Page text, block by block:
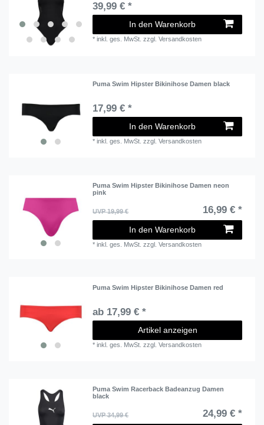
39,99 € *
In den Warenkorb
*inkl. ges. MwSt. zzgl.Versandkosten
Puma Swim Hipster Bikinihose Damen black
17,99 € *
In den Warenkorb
*inkl. ges. MwSt. zzgl.Versandkosten
Puma Swim Hipster Bikinihose Damen neon
pink
UVP 19,99 € 16,99 € *
In den Warenkorb
*inkl. ges. MwSt. zzgl.Versandkosten
Puma Swim Hipster Bikinihose Damen red
ab 17,99 € *
Artikel anzeigen
*inkl. ges. MwSt. zzgl.Versandkosten
Puma Swim Racerback Badeanzug Damen
black
UVP 34,99 € 24,99 € *